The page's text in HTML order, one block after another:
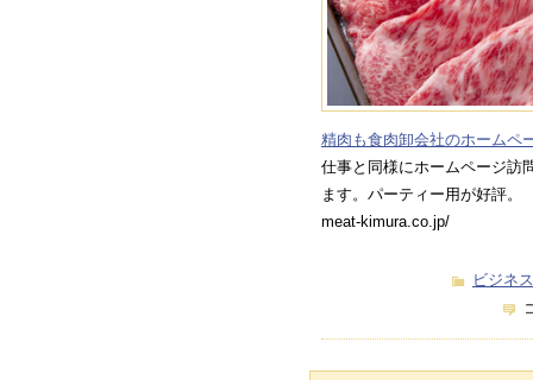
精肉も食肉卸会社のホームペ
仕事と同様にホームページ訪
ます。パーティー用が好評。
meat-kimura.co.jp/
ビジネ